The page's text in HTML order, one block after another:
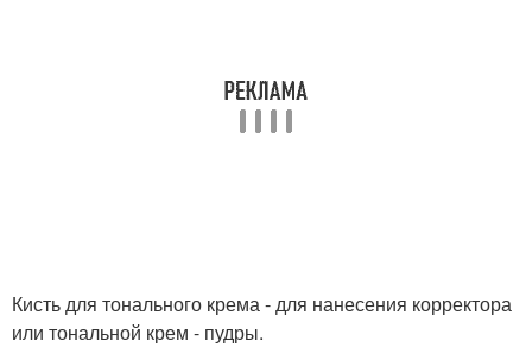
Кисть для тонального крема - для нанесения корректора
или тональной крем - пудры.